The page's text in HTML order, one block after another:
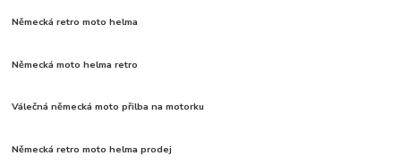
Německá retro moto helma
Německá moto helma retro
Válečná německá moto přilba na motorku
Německá retro moto helma prodej